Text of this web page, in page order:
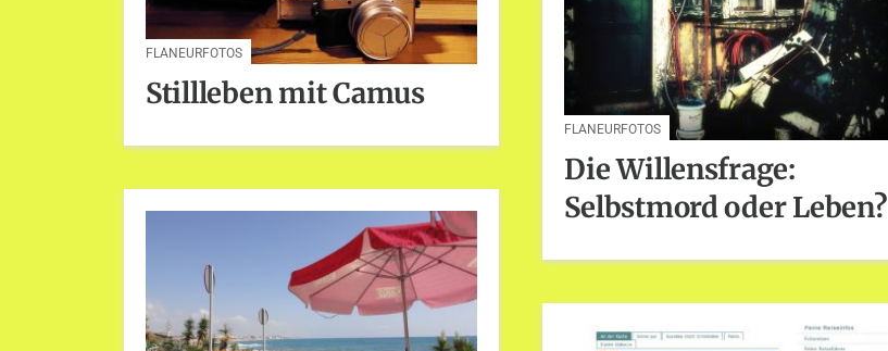
FLANEURFOTOS
Stillleben mit Camus
FLANEURFOTOS
Die Willensfrage:
Selbstmord oder Leben?